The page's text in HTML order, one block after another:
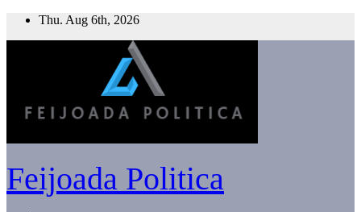
Skip
Thu. Aug 6th, 2026
Feijoada Politica